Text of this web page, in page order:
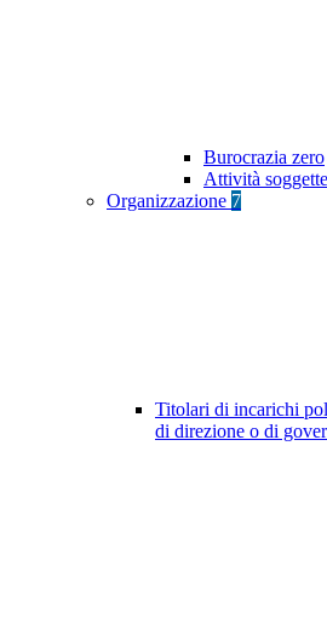
Burocrazia zero
Attività
Organizzazione 7
Titolari di incarichi
di direzione o di